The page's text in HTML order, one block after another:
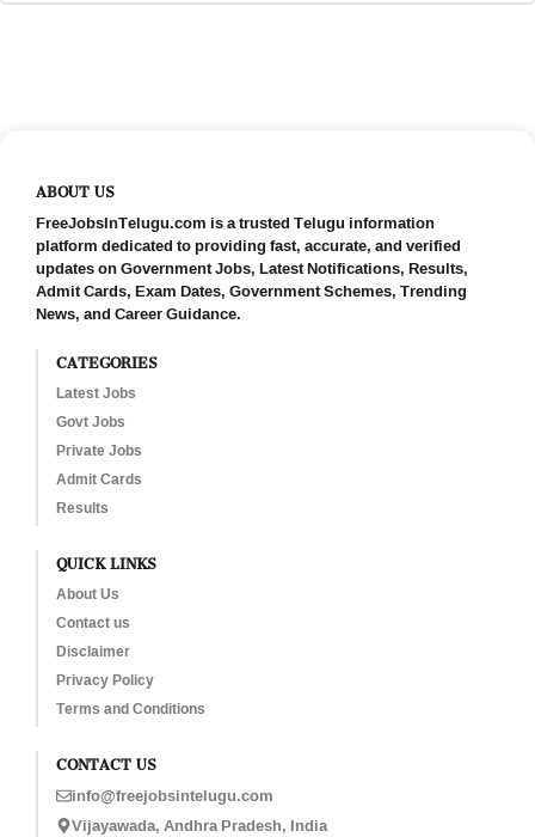
ABOUT US
FreeJobsInTelugu.com is a trusted Telugu information
platform dedicated to providing fast, accurate, and verified
updates on Government Jobs, Latest Notifications, Results,
Admit Cards, Exam Dates, Government Schemes, Trending
News, and Career Guidance.
CATEGORIES
Latest Jobs
Govt Jobs
Private Jobs
Admit Cards
Results
QUICK LINKS
About Us
Contact us
Disclaimer
Privacy Policy
Terms and Conditions
CONTACT US
info@freejobsintelugu.com
Vijayawada, Andhra Pradesh, India